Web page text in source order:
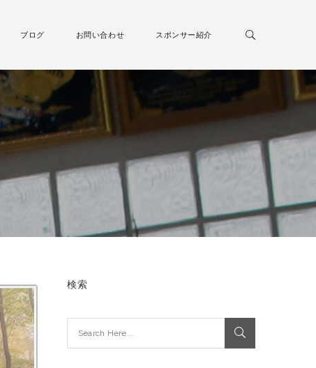
ブログ お問い合わせ スポンサー紹介
検索